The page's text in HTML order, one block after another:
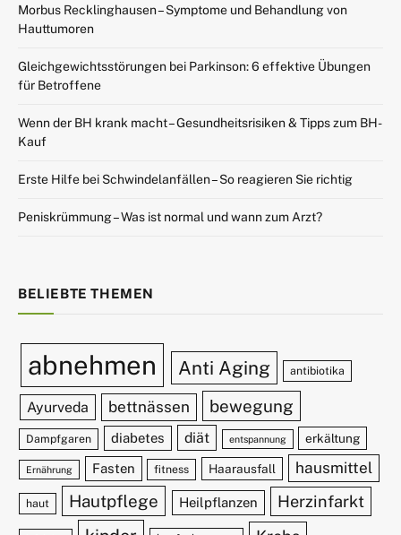
Morbus Recklinghausen – Symptome und Behandlung von
Hauttumoren
Gleichgewichtsstörungen bei Parkinson: 6 effektive Übungen
für Betroffene
Wenn der BH krank macht – Gesundheitsrisiken & Tipps zum BH-
Kauf
Erste Hilfe bei Schwindelanfällen – So reagieren Sie richtig
Peniskrümmung – Was ist normal und wann zum Arzt?
BELIEBTE THEMEN
abnehmen Anti Aging antibiotika
Ayurveda bettnässen bewegung
Dampfgaren diabetes diät entspannung erkältung
Ernährung Fasten fitness Haarausfall hausmittel
haut Hautpflege Heilpflanzen Herzinfarkt